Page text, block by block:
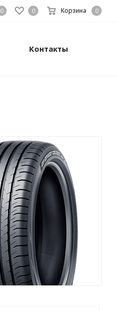
0 0 Корзина 0
Контакты